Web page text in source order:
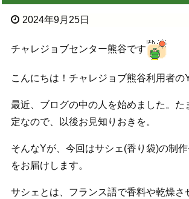
2024年9月25日
チャレジョブセンター熊谷です
こんにちは！チャレジョブ熊谷利用者の
最近、ブログの中の人を始めました。た
定なので、以後お見知りおきを。
そんなYが、今回はサシェ(香り袋)の制
をお届けします。
サシェとは、フランス語で香料や乾燥さ